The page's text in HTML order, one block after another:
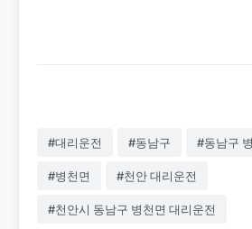
#대리운전 #동남구 #동남구
#병천면 #천안 대리운전
#천안시 동남구 병천면 대리운전